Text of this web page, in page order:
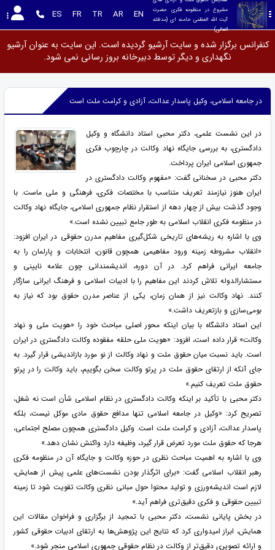
العالی)
EN
AR
TR
FR
ES
کنفرانس برگزار شده و سایت آرشیو گردیده است. این سایت به عنوان آرشیو
نگهداری و دیگر توسط دبیرخانه بروز رسانی نمی شود.
در جامعه اسلامی، وکیل پاسدار عدالت، آزادی و کرامت ملت است
در این نشست علمی، دکتر محبی استاد دانشگاه و وکیل
دادگستری، به بررسی جایگاه نهاد وکالت در چارچوب فکری
جمهوری اسلامی ایران پرداخت.
دکتر محبی در سخنانی گفت: «مفهوم وکالت دادگستری در
ایران هنوز نیازمند تعریف متناسب با مختصات فکری، فرهنگی و ملی ماست. با
وجود گذشت بیش از چهار دهه از استقرار نظام جمهوری اسلامی، جایگاه نهاد وکالت
در منظومه فکری انقلاب اسلامی به طور جامع تبیین نشده است.»
وی با اشاره به ریشه‌های تاریخی شکل‌گیری مفاهیم مدرن حقوقی در ایران افزود:
«انقلاب مشروطه زمینه ورود مفاهیمی همچون قانون، انتخابات و پارلمان را به
جامعه ایرانی فراهم کرد. در آن دوره، اندیشمندانی چون علامه نایینی و
مستشارالدوله تلاش کردند این مفاهیم را با ادبیات اسلامی و فرهنگ ایرانی سازگار
کنند. نهاد وکالت نیز از همان زمان، یکی از عناصر مدرن حقوق بود که نیاز به
بومی‌سازی و بازتعریف داشت.»
این استاد دانشگاه با بیان اینکه محور اصلی مباحث خود را «هویت ملی و نهاد
وکالت» قرار داده است، افزود: «هویت ملی حلقه مفقوده وکالت دادگستری در ایران
است. باید نسبت میان حقوق ملت و نهاد وکالت از نو مورد بازاندیشی قرار گیرد. به
جای آنکه از ارتقای حقوق ملت در پرتو وکالت سخن بگوییم، باید وکالت را در پرتو
حقوق ملت تعریف کنیم.»
دکتر محبی با تأکید بر اینکه وکالت دادگستری در نظام اسلامی شأن است نه شغل،
تصریح کرد: «وکیل در جامعه اسلامی تنها مدافع حقوق مادی موکل نیست، بلکه
پاسدار عدالت، آزادی و کرامت ملت است. وکیل دادگستری همچون مصلح اجتماعی،
هرجا که حقوق ملت مورد تعرض قرار گیرد، وظیفه دارد واکنش نشان دهد.»
وی با اشاره به اهمیت مباحث نظری در حوزه وکالت و جایگاه آن در منظومه فکری
رهبر انقلاب اسلامی گفت: «برای اثرگذار بودن نشست‌های علمی پیش از همایش،
لازم است اندیشه‌ورزی و تولید محتوا حول مبانی نظری وکالت تقویت شود تا زمینه
تبیین حقوقی و فکری دقیق‌تری فراهم آید.»
در بخش پایانی نشست، دکتر محبی با تمجید از برگزاری و فراخوان مقالات این
همایش، ابراز امیدواری کرد که نتایج این پژوهش‌ها به ارتقای ادبیات حقوقی کشور
و ارائه تصویری دقیق‌تر از وکالت در نظام حقوقی جمهوری اسلامی منجر شود.»